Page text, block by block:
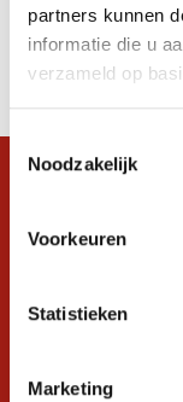
partners kunnen
informatie die u
verzameld op
Toestemmingsselectie
Noodzakelijk
Voorkeuren
Statistieken
Marketing
Producten
Filter
Stel je vraag in de
graag verder. 24/7
Volg ons